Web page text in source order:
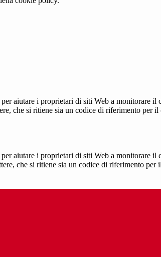
aiutare i proprietari di siti Web a monitorare il
che si ritiene sia un codice di riferimento per
aiutare i proprietari di siti Web a monitorare il
che si ritiene sia un codice di riferimento